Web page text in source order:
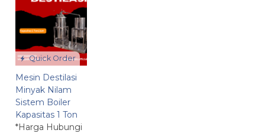
Quick Order
Mesin Destilasi
Minyak Nilam
Sistem Boiler
Kapasitas 1 Ton
*Harga Hubungi